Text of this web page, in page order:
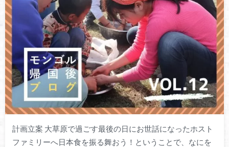
計画立案 大草原で過ごす最後の日にお世話になったホスト
ファミリーへ日本食を振る舞おう！ということで、なにを